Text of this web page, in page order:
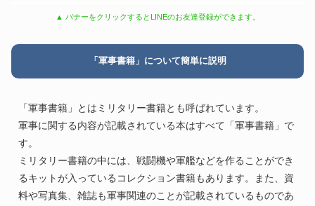
▲ バナーをクリックするとLINEのお友達登録ができます。
「軍事書籍」について簡単に説明
「軍事書籍」とはミリタリー書籍とも呼ばれています。
軍事に関する内容が記載されている本はすべて「軍事書籍」で
す。
ミリタリー書籍の中には、戦闘機や軍艦などを作ることができ
るキットが入っているコレクション書籍もあります。また、資
料や写真集、雑誌も軍事関連のことが記載されているものであ